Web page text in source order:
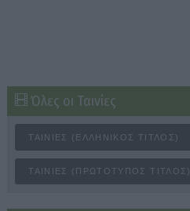
Όλες οι Ταινίες
ΤΑΙΝΊΕΣ (ΕΛΛΗΝΙΚΌΣ ΤΊΤΛΟΣ)
ΤΑΙΝΊΕΣ (ΠΡΩΤΌΤΥΠΟΣ ΤΊΤΛΟΣ)